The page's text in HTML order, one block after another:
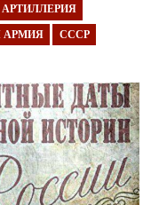
АРТИЛЛЕРИЯ
АРМИЯ СССР